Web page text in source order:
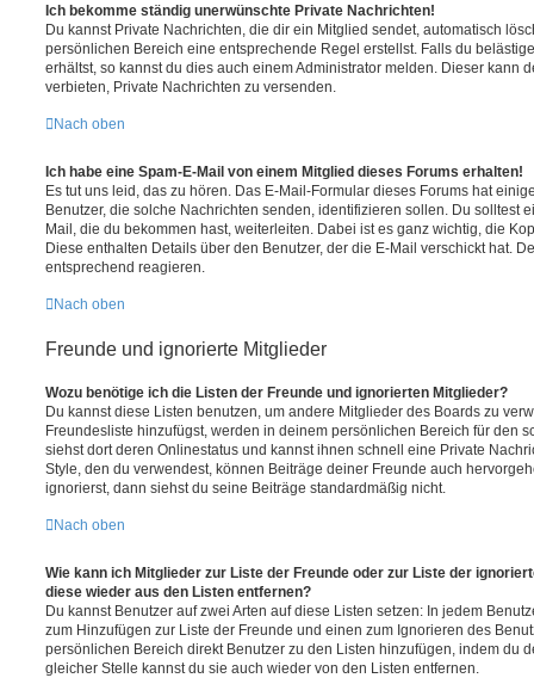
Ich bekomme ständig unerwünschte Private Nachrichten!
Du kannst Private Nachrichten, die dir ein Mitglied sendet, automatisch
persönlichen Bereich eine entsprechende Regel erstellst. Falls du
erhältst, so kannst du dies auch einem Administrator melden. Dieser kann
verbieten, Private Nachrichten zu versenden.
Nach oben
Ich habe eine Spam-E-Mail von einem Mitglied dieses Forums erhalten!
Es tut uns leid, das zu hören. Das E-Mail-Formular dieses Forums hat
Benutzer, die solche Nachrichten senden, identifizieren sollen. Du solltest
Mail, die du bekommen hast, weiterleiten. Dabei ist es ganz wichtig, die
Diese enthalten Details über den Benutzer, der die E-Mail verschickt hat.
entsprechend reagieren.
Nach oben
Freunde und ignorierte Mitglieder
Wozu benötige ich die Listen der Freunde und ignorierten Mitglieder?
Du kannst diese Listen benutzen, um andere Mitglieder des Boards zu
Freundesliste hinzufügst, werden in deinem persönlichen Bereich für den
siehst dort deren Onlinestatus und kannst ihnen schnell eine Private
Style, den du verwendest, können Beiträge deiner Freunde auch
ignorierst, dann siehst du seine Beiträge standardmäßig nicht.
Nach oben
Wie kann ich Mitglieder zur Liste der Freunde oder zur Liste der
diese wieder aus den Listen entfernen?
Du kannst Benutzer auf zwei Arten auf diese Listen setzen: In jedem
zum Hinzufügen zur Liste der Freunde und einen zum Ignorieren des
persönlichen Bereich direkt Benutzer zu den Listen hinzufügen, indem du
gleicher Stelle kannst du sie auch wieder von den Listen entfernen.